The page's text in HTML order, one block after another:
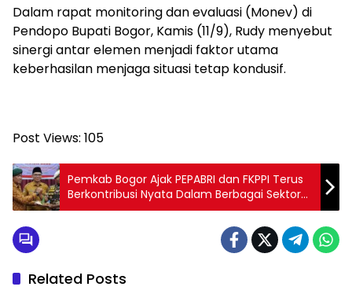
Dalam rapat monitoring dan evaluasi (Monev) di
Pendopo Bupati Bogor, Kamis (11/9), Rudy menyebut
sinergi antar elemen menjadi faktor utama
keberhasilan menjaga situasi tetap kondusif.
Post Views: 105
Pemkab Bogor Ajak PEPABRI dan FKPPI Terus
Berkontribusi Nyata Dalam Berbagai Sektor
Pembangunan
Related Posts